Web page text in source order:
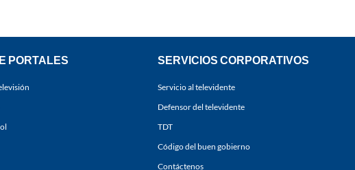
PORTALES SERVICIOS CORPORATIVOS
Servicio al televidente
Defensor del televidente
TDT
Código del buen gobierno
Contáctenos